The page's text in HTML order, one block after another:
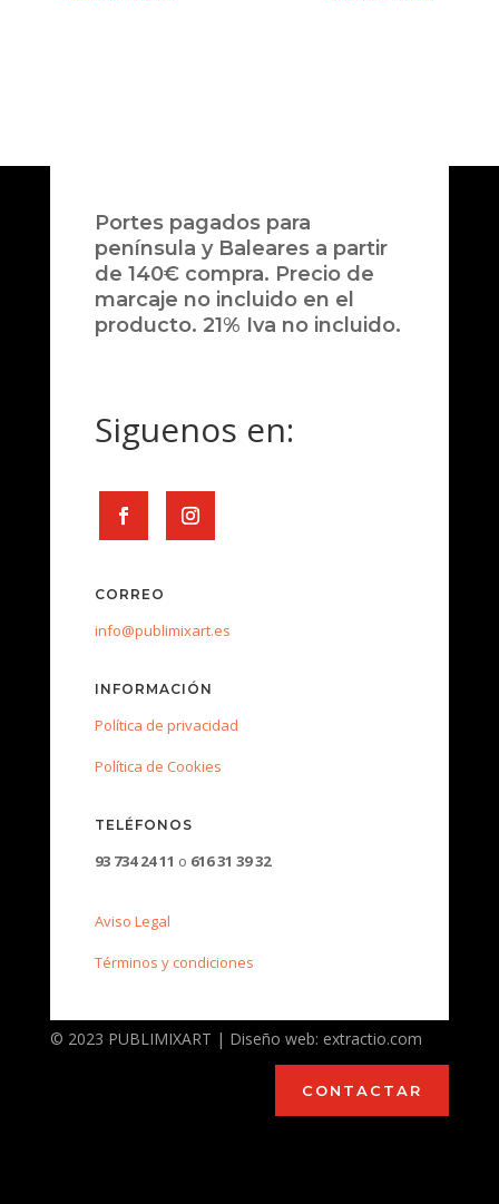
Portes pagados para
península y Baleares a partir
de 140€ compra. Precio de
marcaje no incluido en el
producto. 21% Iva no incluido.
Siguenos en:
CORREO
info@publimixart.es
INFORMACIÓN
Política de privacidad
Política de Cookies
TELÉFONOS
93 734 24 11 o 616 31 39 32
Aviso Legal
Términos y condiciones
© 2023 PUBLIMIXART | Diseño web: extractio.com
CONTACTAR